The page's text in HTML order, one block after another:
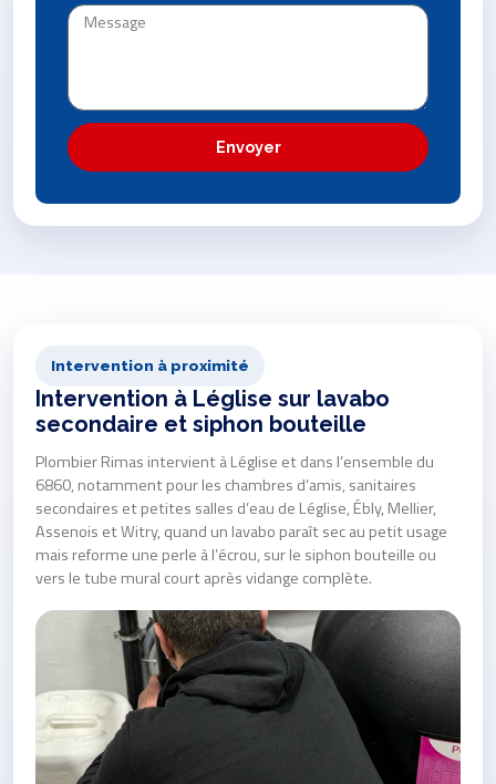
Envoyer
Intervention à proximité
Intervention à Léglise sur lavabo
secondaire et siphon bouteille
Plombier Rimas intervient à Léglise et dans l’ensemble du
6860, notamment pour les chambres d’amis, sanitaires
secondaires et petites salles d’eau de Léglise, Ébly, Mellier,
Assenois et Witry, quand un lavabo paraît sec au petit usage
mais reforme une perle à l’écrou, sur le siphon bouteille ou
vers le tube mural court après vidange complète.